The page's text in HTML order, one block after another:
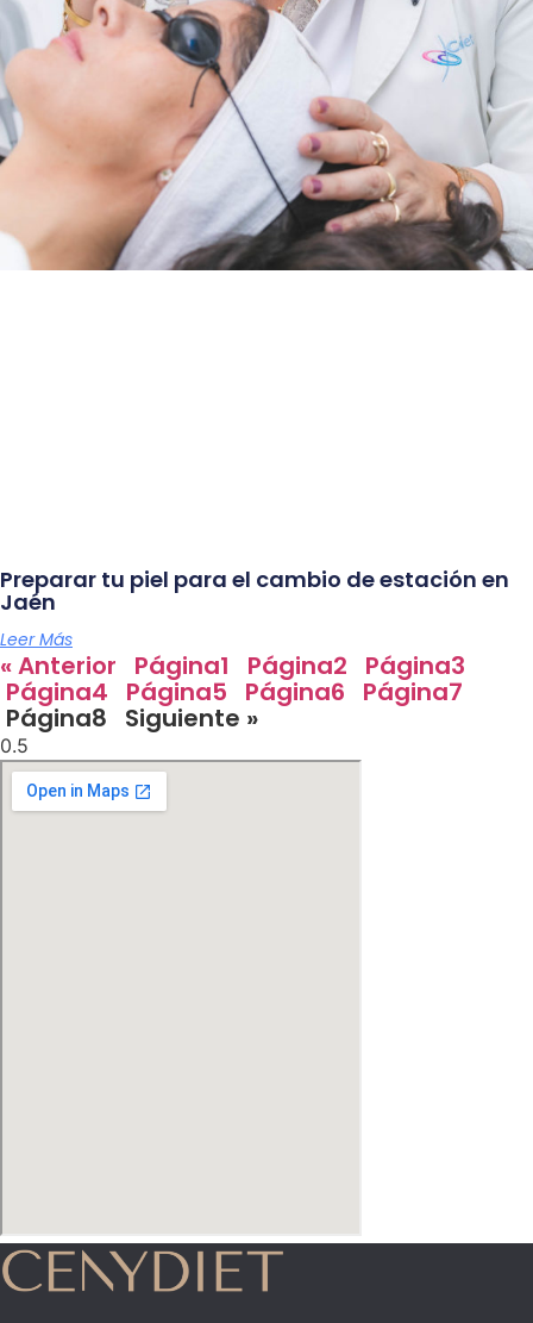
Preparar tu piel para el cambio de estación en
Jaén
Leer Más
« Anterior Página1 Página2 Página3
Página4 Página5 Página6 Página7
Página8 Siguiente »